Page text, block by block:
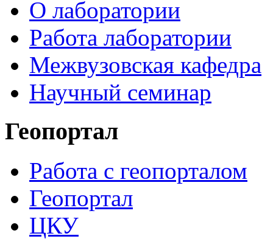
О лаборатории
Работа лаборатории
Межвузовская кафедра
Научный семинар
Геопортал
Работа с геопорталом
Геопортал
ЦКУ